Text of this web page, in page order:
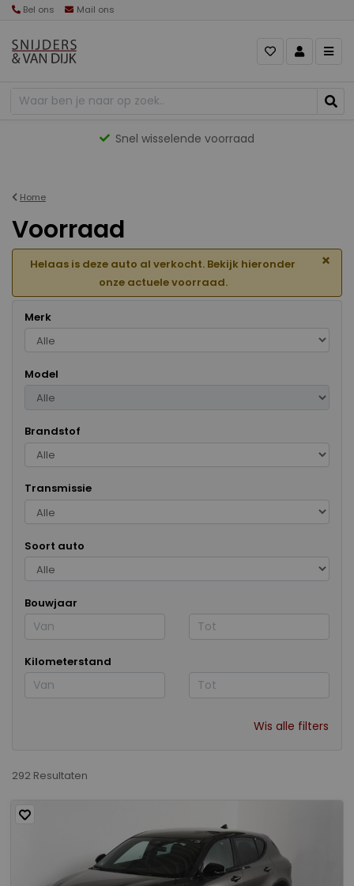
Bel ons Mail ons
Gevarieerd aanbod
Home
Voorraad
Helaas is deze auto al verkocht. Bekijk hieronder
onze actuele voorraad.
×
Merk
Model
Brandstof
Transmissie
Soort auto
Bouwjaar
Kilometerstand
Wis alle filters
292 Resultaten